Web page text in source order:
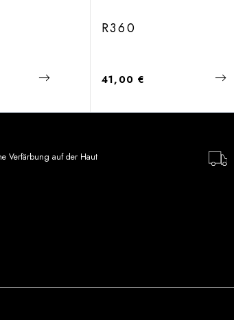
R360
Regulärer Preis:
41,00 €
Verfärbung auf der Haut